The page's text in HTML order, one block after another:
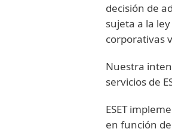
decisión de
sujeta a la
corporativas
Nuestra
servicios de
ESET
en función